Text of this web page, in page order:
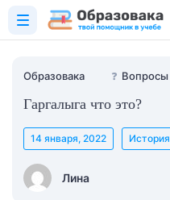
Образовака ❓ Вопросы
Гаргалыга что это?
Лина
14 января, 2022 История